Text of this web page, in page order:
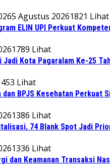
5 Agustus 20261821 Lihat
ELIN UPI Perkuat
1789 Lihat
Kota Pagaralam Ke-25
Lihat
dan BPJS Kesehatan Perkuat
1386 Lihat
74 Blank Spot Jadi
1336 Lihat
dan Keamanan Transaksi